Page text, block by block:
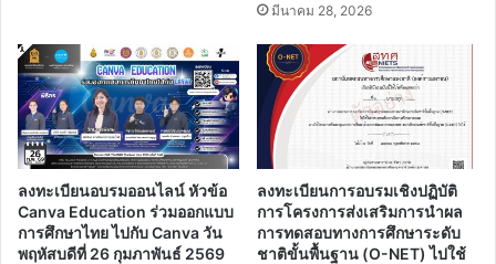
ร้อย
ละ
80
ขึ้น
ไป
ได้
รับ
เกียรติ
บัตร
มีนาคม 28, 2026
ลงทะเบียนอบรมออนไลน์ หัวข้อ
Canva Education ร่วมออกแบบ
การศึกษาไทย ไปกับ Canva วัน
พฤหัสบดีที่ 26 กุมภาพันธ์ 2569
ลงทะเบียนการอบรมเชิงปฏิบัติ
การโครงการส่งเสริมการนำผล
การทดสอบทางการศึกษาระดับ
ชาติขั้นพื้นฐาน (O-NET) ไปใช้